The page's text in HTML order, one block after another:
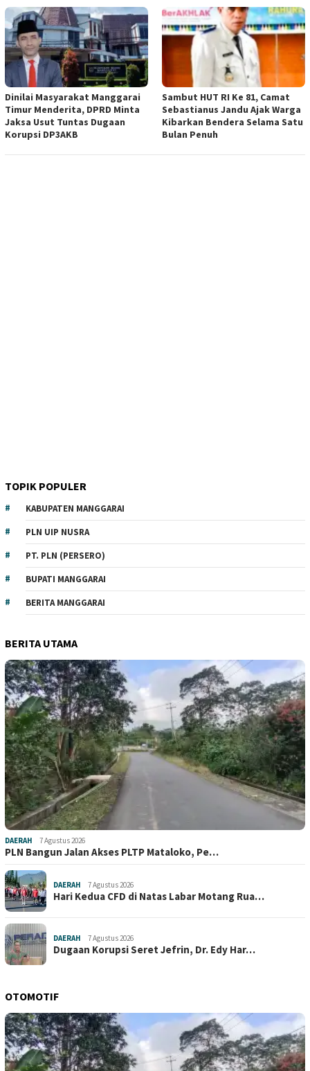
Dinilai Masyarakat Manggarai
Timur Menderita, DPRD Minta
Jaksa Usut Tuntas Dugaan
Korupsi DP3AKB
Sambut HUT RI Ke 81, Camat
Sebastianus Jandu Ajak Warga
Kibarkan Bendera Selama Satu
Bulan Penuh
TOPIK POPULER
KABUPATEN MANGGARAI
PLN UIP NUSRA
PT. PLN (PERSERO)
BUPATI MANGGARAI
BERITA MANGGARAI
BERITA UTAMA
DAERAH 7 Agustus 2026
PLN Bangun Jalan Akses PLTP Mataloko, Pe…
DAERAH 7 Agustus 2026
Hari Kedua CFD di Natas Labar Motang Rua…
DAERAH 7 Agustus 2026
Dugaan Korupsi Seret Jefrin, Dr. Edy Har…
OTOMOTIF